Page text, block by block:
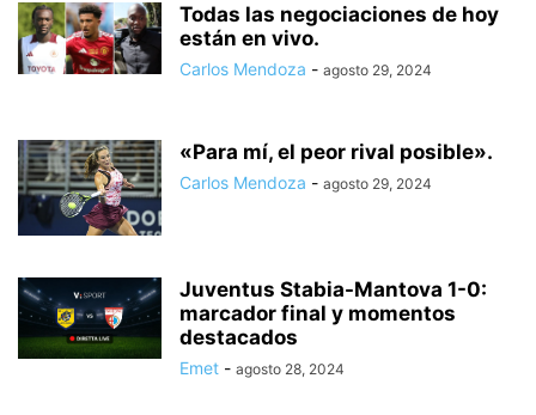
Todas las negociaciones de hoy
están en vivo.
Carlos Mendoza - agosto 29, 2024
«Para mí, el peor rival posible».
Carlos Mendoza - agosto 29, 2024
Juventus Stabia-Mantova 1-0:
marcador final y momentos
destacados
Emet - agosto 28, 2024